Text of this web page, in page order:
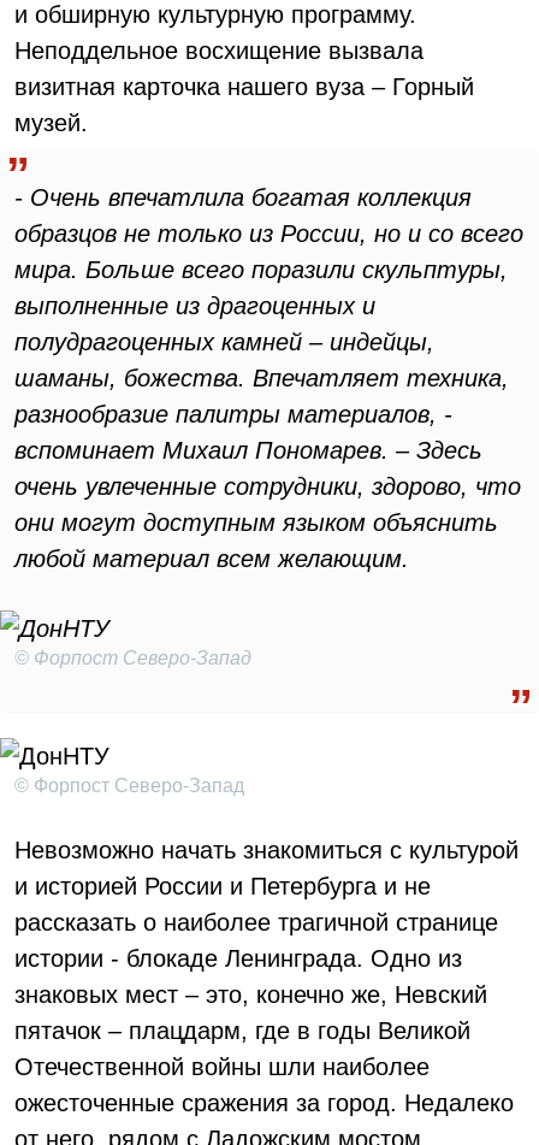
и обширную культурную программу.
Неподдельное восхищение вызвала
визитная карточка нашего вуза – Горный
музей.
- Очень впечатлила богатая коллекция
образцов не только из России, но и со всего
мира. Больше всего поразили скульптуры,
выполненные из драгоценных и
полудрагоценных камней – индейцы,
шаманы, божества. Впечатляет техника,
разнообразие палитры материалов, -
вспоминает Михаил Пономарев. – Здесь
очень увлеченные сотрудники, здорово, что
они могут доступным языком объяснить
любой материал всем желающим.
© Форпост Северо-Запад
© Форпост Северо-Запад
Невозможно начать знакомиться с культурой
и историей России и Петербурга и не
рассказать о наиболее трагичной странице
истории - блокаде Ленинграда. Одно из
знаковых мест – это, конечно же, Невский
пятачок – плацдарм, где в годы Великой
Отечественной войны шли наиболее
ожесточенные сражения за город. Недалеко
от него, рядом с Ладожским мостом,